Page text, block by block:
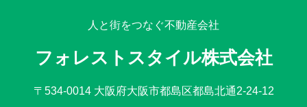
人と街をつなぐ不動産会社
フォレストスタイル株式会社
〒534-0014 大阪府大阪市都島区都島北通2-24-12